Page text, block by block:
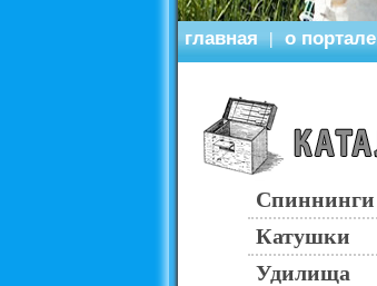
главная | о портале
Спиннинги
Катушки
Удилища